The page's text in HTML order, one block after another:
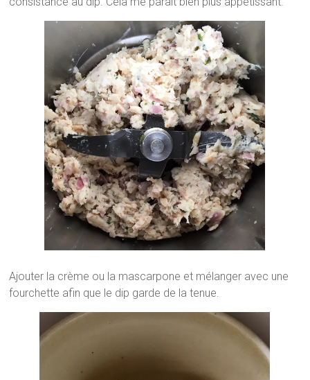
Ajouter la crème ou la mascarpone et mélanger avec une
fourchette afin que le dip garde de la tenue.